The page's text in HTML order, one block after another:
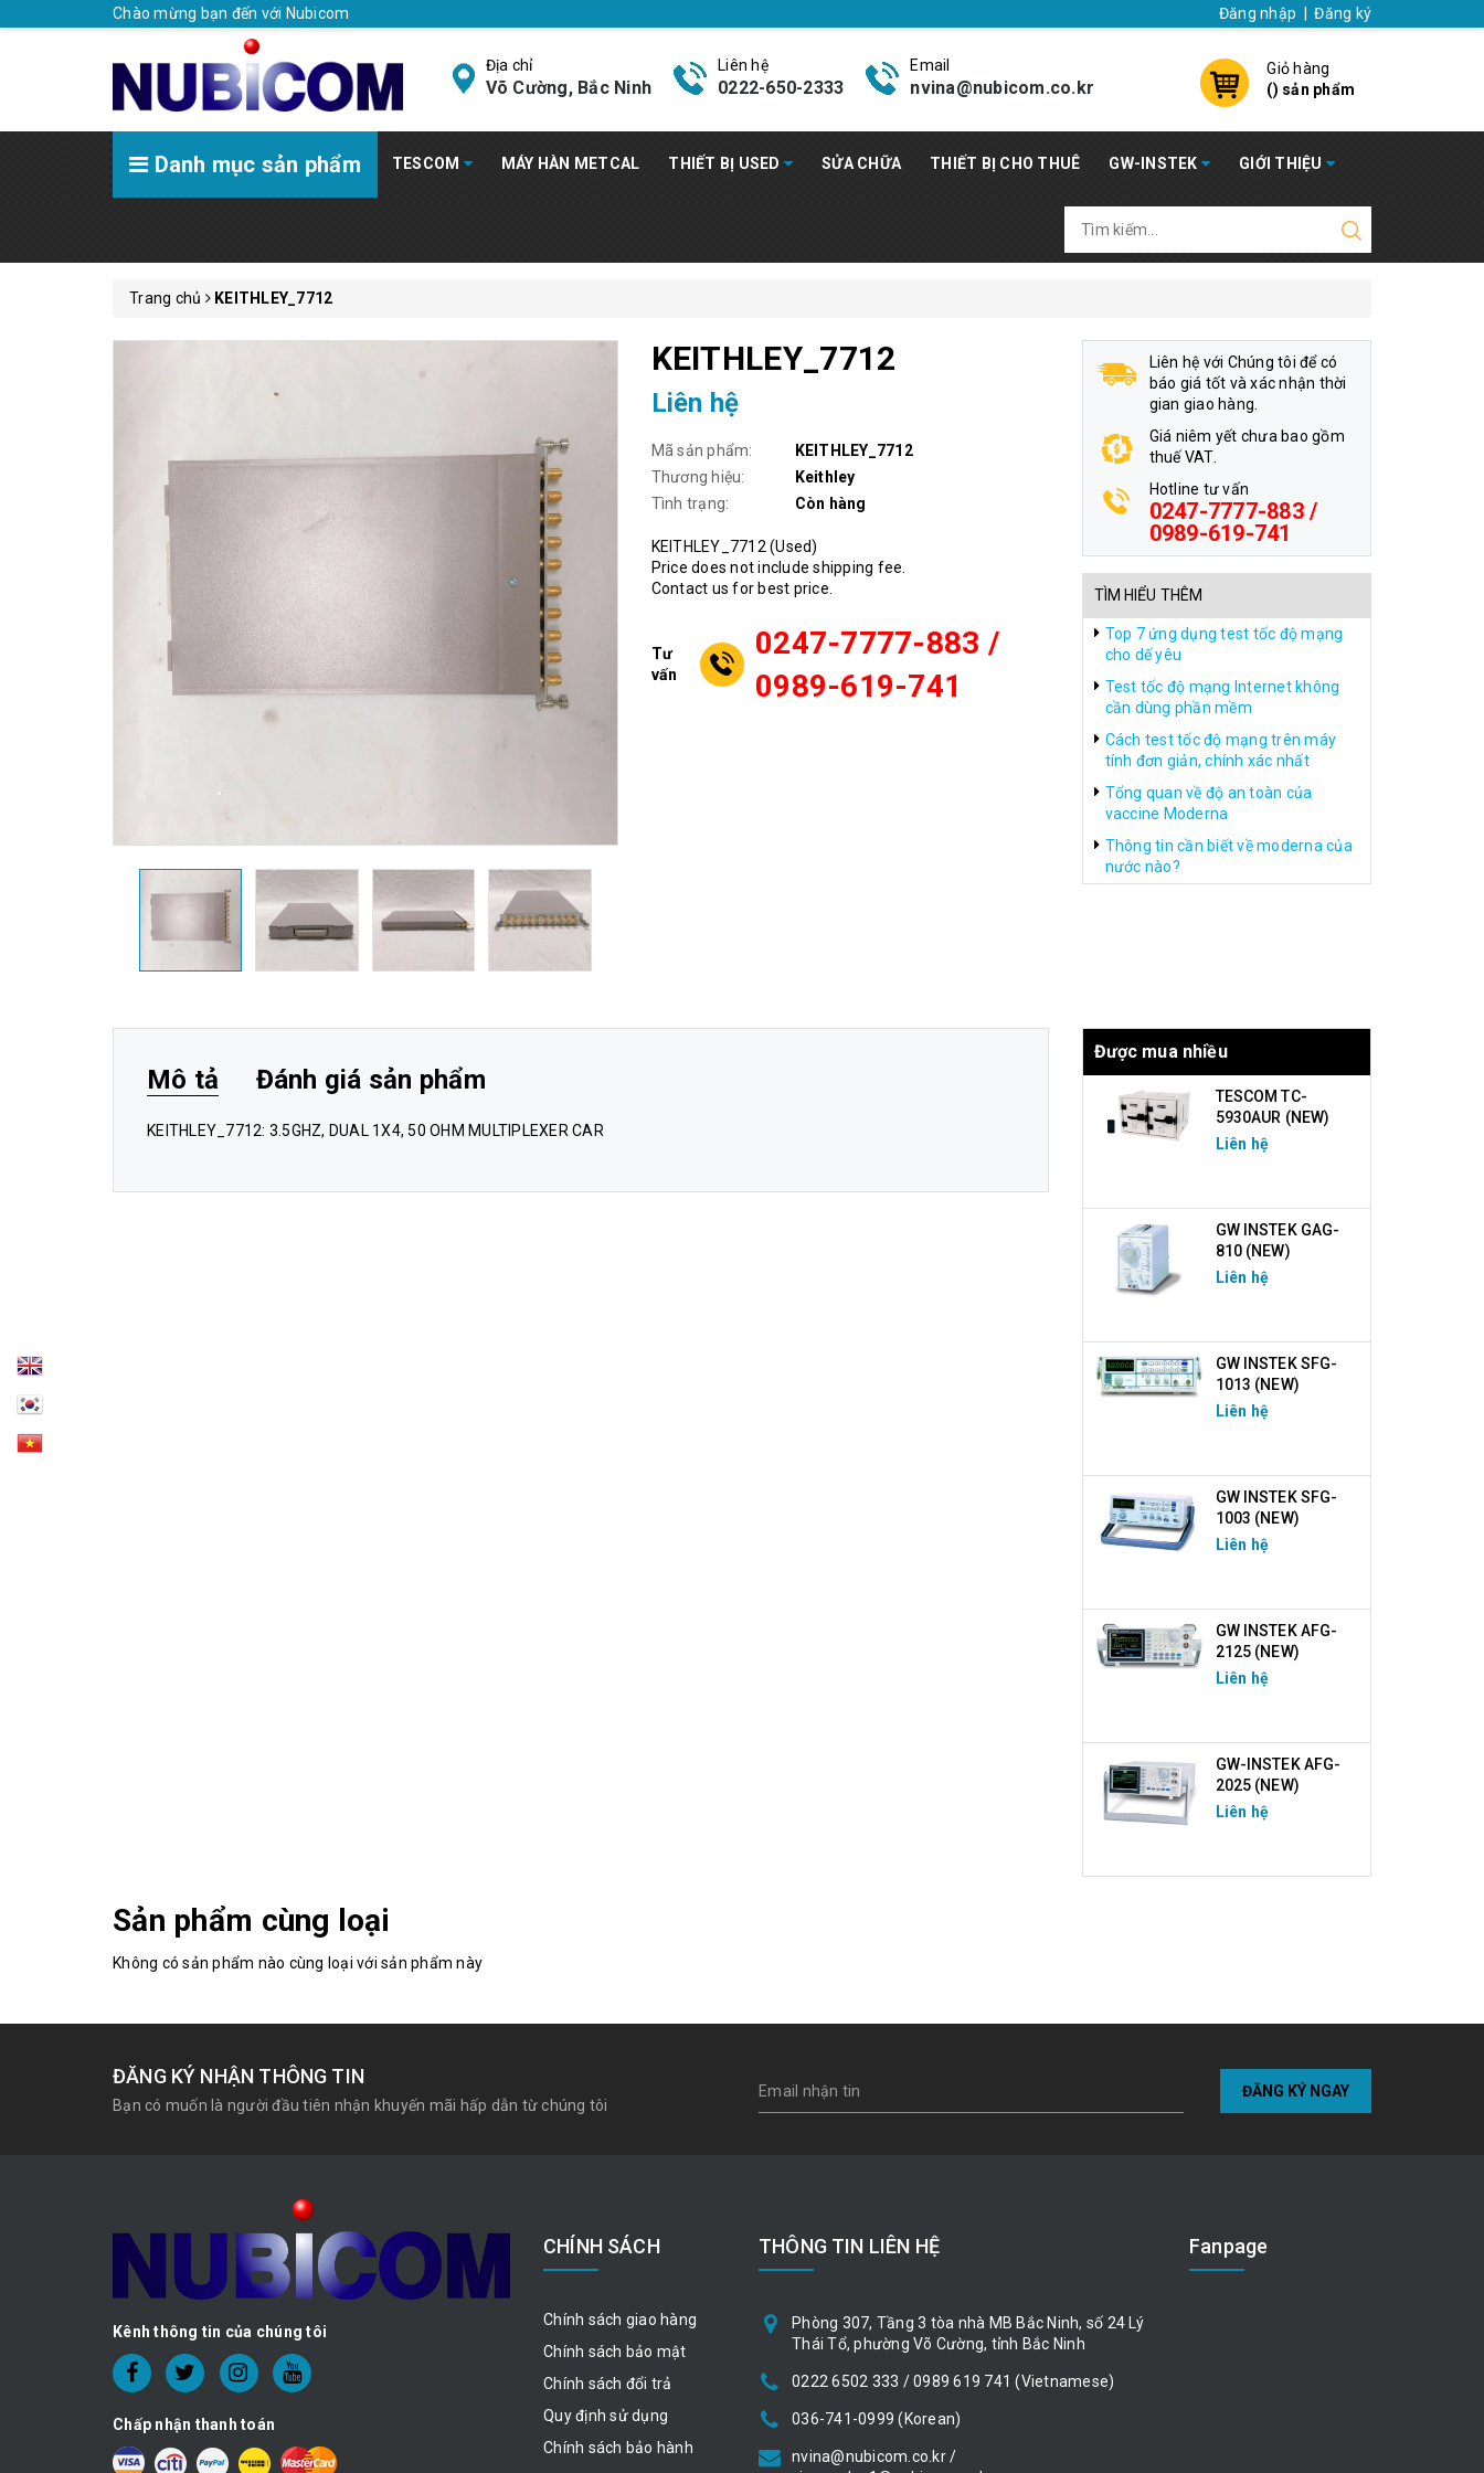
Chào mừng bạn đến với Nubicom Đăng nhập Đăng ký
Địa chỉ
Võ Cường, Bắc Ninh
Liên hệ
0222-650-2333
Email
nvina@nubicom.co.kr
Giỏ hàng
() sản phẩm
Danh mục sản phẩm TESCOM MÁY HÀN METCAL THIẾT BỊ USED SỬA CHỮA THIẾT BỊ CHO THUÊ GW-INSTEK GIỚI THIỆU
Trang chủ KEITHLEY_7712
KEITHLEY_7712
Liên hệ
Mã sản phẩm:
KEITHLEY_7712
Thương hiệu:
Keithley
Tình trạng:
Còn hàng
KEITHLEY_7712 (Used)
Price does not include shipping fee.
Contact us for best price.
Tư
vấn
0247-7777-883 /
0989-619-741
Liên hệ với Chúng tôi để có
báo giá tốt và xác nhận thời
gian giao hàng.
Giá niêm yết chưa bao gồm
thuế VAT.
Hotline tư vấn
0247-7777-883 /
0989-619-741
TÌM HIỂU THÊM
Top 7 ứng dụng test tốc độ mạng
cho dế yêu
Test tốc độ mạng Internet không
cần dùng phần mềm
Cách test tốc độ mạng trên máy
tính đơn giản, chính xác nhất
Tổng quan về độ an toàn của
vaccine Moderna
Thông tin cần biết về moderna của
nước nào?
Mô tả Đánh giá sản phẩm
KEITHLEY_7712: 3.5GHZ, DUAL 1X4, 50 OHM MULTIPLEXER CAR
Được mua nhiều
TESCOM TC-
5930AUR (NEW)
Liên hệ
GW INSTEK GAG-
810 (NEW)
Liên hệ
GW INSTEK SFG-
1013 (NEW)
Liên hệ
GW INSTEK SFG-
1003 (NEW)
Liên hệ
GW INSTEK AFG-
2125 (NEW)
Liên hệ
GW-INSTEK AFG-
2025 (NEW)
Liên hệ
Sản phẩm cùng loại
Không có sản phẩm nào cùng loại với sản phẩm này
ĐĂNG KÝ NHẬN THÔNG TIN
Bạn có muốn là người đầu tiên nhận khuyến mãi hấp dẫn từ chúng tôi
ĐĂNG KÝ NGAY
Kênh thông tin của chúng tôi
Chấp nhận thanh toán
CHÍNH SÁCH
Chính sách giao hàng
Chính sách bảo mật
Chính sách đổi trả
Quy định sử dụng
Chính sách bảo hành
THÔNG TIN LIÊN HỆ
Phòng 307, Tầng 3 tòa nhà MB Bắc Ninh, số 24 Lý
Thái Tổ, phường Võ Cường, tỉnh Bắc Ninh
0222 6502 333 / 0989 619 741 (Vietnamese)
036-741-0999 (Korean)
nvina@nubicom.co.kr /
Fanpage